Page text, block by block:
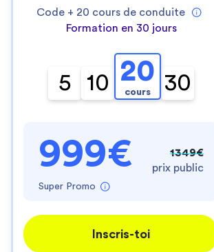
Code + 20 cours de conduite
Formation en 30 jours
5 10 20
cours 30
999€
Super Promo
1349€
prix public
Inscris-toi